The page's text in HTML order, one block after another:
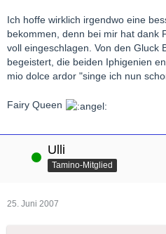
Ich hoffe wirklich irgendwo eine
bekommen, denn bei mir hat dank
voll eingeschlagen. Von den Gluck
begeistert, die beiden Iphigenien
mio dolce ardor "singe ich nun
Fairy Queen
Online Ulli
Tamino-Mitglied
25. Juni 2007